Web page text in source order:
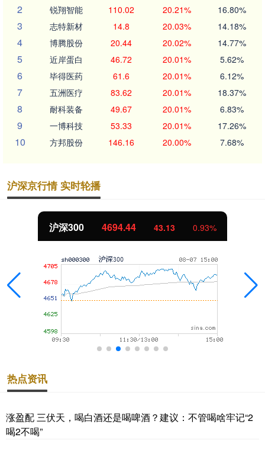
2 锐翔智能 110.02 20.21% 16.80%
3 志特新材 14.8 20.03% 14.18%
4 博腾股份 20.44 20.02% 14.77%
5 近岸蛋白 46.72 20.01% 5.62%
6 毕得医药 61.6 20.01% 6.12%
7 五洲医疗 83.62 20.01% 18.37%
8 耐科装备 49.67 20.01% 6.83%
9 一博科技 53.33 20.01% 17.26%
10 方邦股份 146.16 20.00% 7.68%
沪深京行情 实时轮播
43.13 0.93%
热点资讯
涨盈配 三伏天，喝白酒还是喝啤酒？建议：不管喝啥牢记“2
喝2不喝”